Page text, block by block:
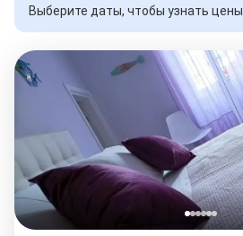
Выберите даты, чтобы узнать цены